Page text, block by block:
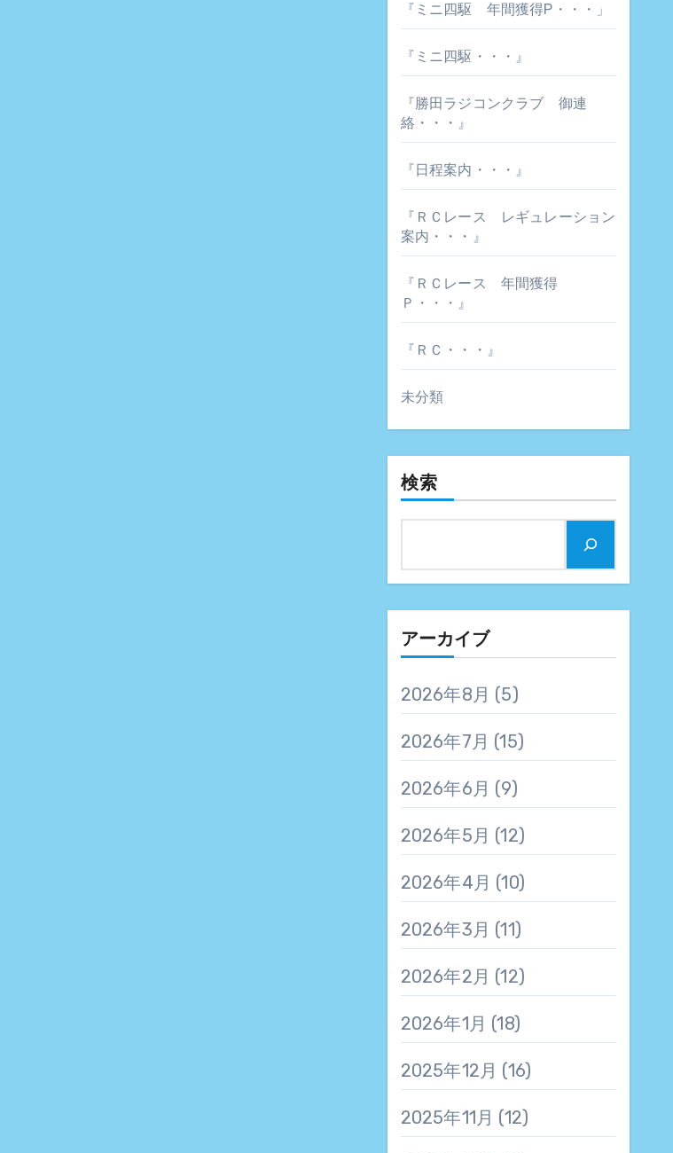
『ミニ四駆 年間獲得P・・・」
『ミニ四駆・・・』
『勝田ラジコンクラブ 御連
絡・・・』
『日程案内・・・』
『ＲＣレース レギュレーション
案内・・・』
『ＲＣレース 年間獲得
Ｐ・・・』
『ＲＣ・・・』
未分類
検索
アーカイブ
2026年8月 (5)
2026年7月 (15)
2026年6月 (9)
2026年5月 (12)
2026年4月 (10)
2026年3月 (11)
2026年2月 (12)
2026年1月 (18)
2025年12月 (16)
2025年11月 (12)